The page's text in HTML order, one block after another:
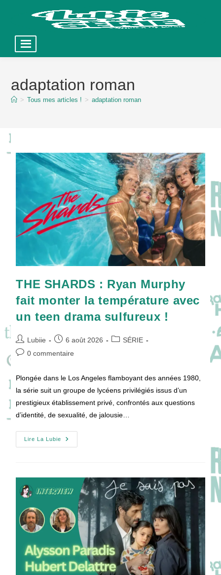
contentadaptation roman
> Tous mes articles ! > adaptation roman
THE SHARDS : Ryan Murphy
fait monter la température avec
un teen drama sulfureux !
Auteur/autrice
de
Lubiie
Publication
publiée :
6 août 2026
PostSÉRIE
Commentaires
publication :
0 commentaire
Plongée dans le Los Angeles flamboyant des années 1980,
la série suit un groupe de lycéens privilégiés issus d’un
prestigieux établissement privé, confrontés aux questions
d’identité, de sexualité, de jalousie…
Lire La Lubie
THE
SHARDS
Monter
La
Température
Un
Teen
Drama
Sulfureux